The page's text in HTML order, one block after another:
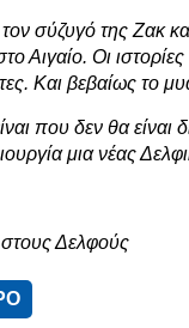
σύζυγό της Ζακ
Αιγαίο. Οι
Και βεβαίως το
που δεν θα είναι
μια νέας
Δελφούς